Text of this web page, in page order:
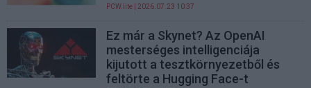
PCW.lite | 2026.07.23 10:37
Ez már a Skynet? Az OpenAI
mesterséges intelligenciája
kijutott a tesztkörnyezetből és
feltörte a Hugging Face-t